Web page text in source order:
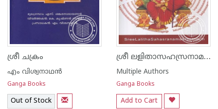
ശ്രീ ചക്രം
എം വിശ്വനാഥന്‍
Ganga Books
Out of Stock
ശ്രീ ലളിതാസഹസ്രനാമസ്ത്രോത്രം
Multiple Authors
Ganga Books
Add to Cart